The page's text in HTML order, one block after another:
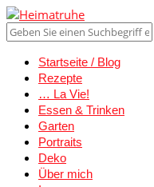
Startseite / Blog
Rezepte
… La Vie!
Essen & Trinken
Garten
Portraits
Deko
Über mich